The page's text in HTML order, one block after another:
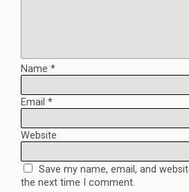
Name *
Email *
Website
Save my name, email, and
the next time I comment.